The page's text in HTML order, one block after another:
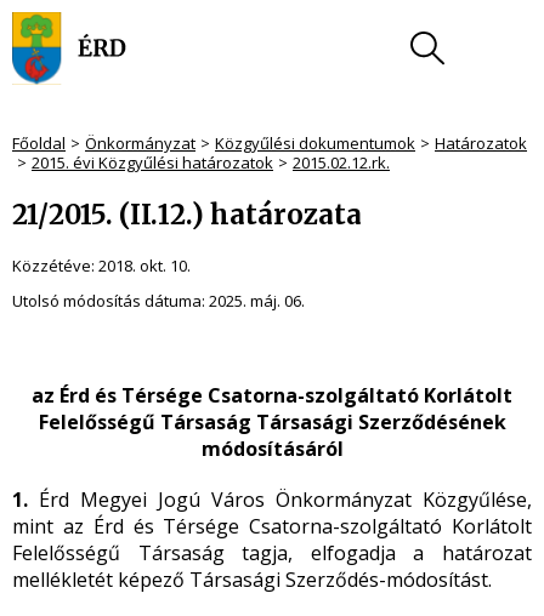
Főoldal Önkormányzat Közgyűlési dokumentumok
Határozatok
2015. évi Közgyűlési határozatok
2015.02.12.rk.
21/2015. (II.12.) határozata
Közzétéve: 2018. okt. 10.
Utolsó módosítás dátuma: 2025. máj. 06.
az Érd és Térsége Csatorna-szolgáltató Korlátolt
Felelősségű Társaság Társasági Szerződésének
módosításáról
1. Érd Megyei Jogú Város Önkormányzat Közgyűlése,
mint az Érd és Térsége Csatorna-szolgáltató Korlátolt
Felelősségű Társaság tagja, elfogadja a határozat
mellékletét képező Társasági Szerződés-módosítást.